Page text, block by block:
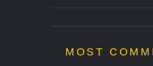
MOST